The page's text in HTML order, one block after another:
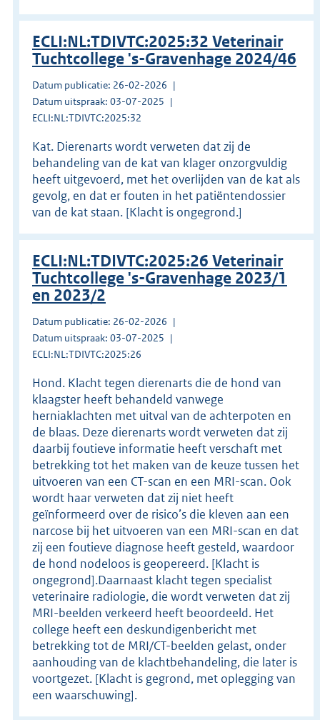
ECLI:NL:TDIVTC:2025:32 Veterinair
Tuchtcollege 's-Gravenhage 2024/46
Datum publicatie: 26-02-2026
Datum uitspraak: 03-07-2025
ECLI:NL:TDIVTC:2025:32
Kat. Dierenarts wordt verweten dat zij de
behandeling van de kat van klager onzorgvuldig
heeft uitgevoerd, met het overlijden van de kat als
gevolg, en dat er fouten in het patiëntendossier
van de kat staan. [Klacht is ongegrond.]
ECLI:NL:TDIVTC:2025:26 Veterinair
Tuchtcollege 's-Gravenhage 2023/1
en 2023/2
Datum publicatie: 26-02-2026
Datum uitspraak: 03-07-2025
ECLI:NL:TDIVTC:2025:26
Hond. Klacht tegen dierenarts die de hond van
klaagster heeft behandeld vanwege
herniaklachten met uitval van de achterpoten en
de blaas. Deze dierenarts wordt verweten dat zij
daarbij foutieve informatie heeft verschaft met
betrekking tot het maken van de keuze tussen het
uitvoeren van een CT-scan en een MRI-scan. Ook
wordt haar verweten dat zij niet heeft
geïnformeerd over de risico’s die kleven aan een
narcose bij het uitvoeren van een MRI-scan en dat
zij een foutieve diagnose heeft gesteld, waardoor
de hond nodeloos is geopereerd. [Klacht is
ongegrond].Daarnaast klacht tegen specialist
veterinaire radiologie, die wordt verweten dat zij
MRI-beelden verkeerd heeft beoordeeld. Het
college heeft een deskundigenbericht met
betrekking tot de MRI/CT-beelden gelast, onder
aanhouding van de klachtbehandeling, die later is
voortgezet. [Klacht is gegrond, met oplegging van
een waarschuwing].